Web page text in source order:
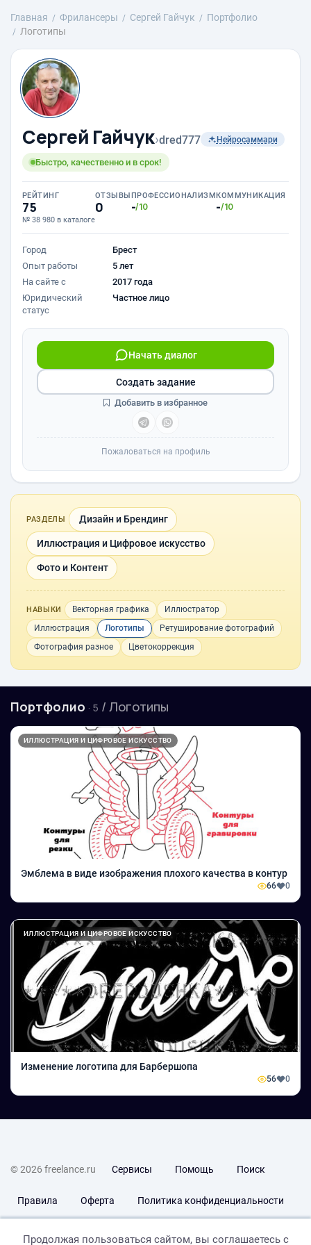
Главная Фрилансеры Сергей Гайчук
Портфолио
Логотипы
Сергей Гайчук›dred777 Нейросаммари
Быстро, качественно и в срок!
РЕЙТИНГ
75
№ 38 980 в каталоге
ОТЗЫВЫ
0
ПРОФЕССИОНАЛИЗМ
-/10
КОММУНИКАЦИЯ
-/10
Город
Брест
Опыт работы
5 лет
На сайте с
2017 года
Юридический
статус
Частное лицо
Начать диалог
Создать задание
Добавить в избранное
Пожаловаться на профиль
РАЗДЕЛЫ Дизайн и Брендинг
Иллюстрация и Цифровое искусство
Фото и Контент
НАВЫКИ Векторная графика
Иллюстратор
Иллюстрация
Логотипы
Ретуширование фотографий
Фотография разное
Цветокоррекция
Портфолио · 5 / Логотипы
ИЛЛЮСТРАЦИЯ И ЦИФРОВОЕ ИСКУССТВО
Эмблема в виде изображения плохого качества в контур
66 0
ИЛЛЮСТРАЦИЯ И ЦИФРОВОЕ ИСКУССТВО
Изменение логотипа для Барбершопа
56 0
© 2026 freelance.ru Сервисы Помощь Поиск
Правила Оферта Политика конфиденциальности
Продолжая пользоваться сайтом, вы соглашаетесь с